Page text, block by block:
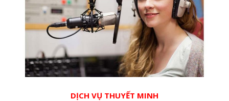
DỊCH VỤ THUYẾT MINH